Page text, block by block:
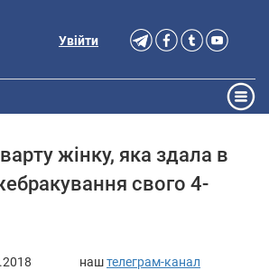
Увійти
жінку, яка здала в
свого 4-
наштелеграм-канал